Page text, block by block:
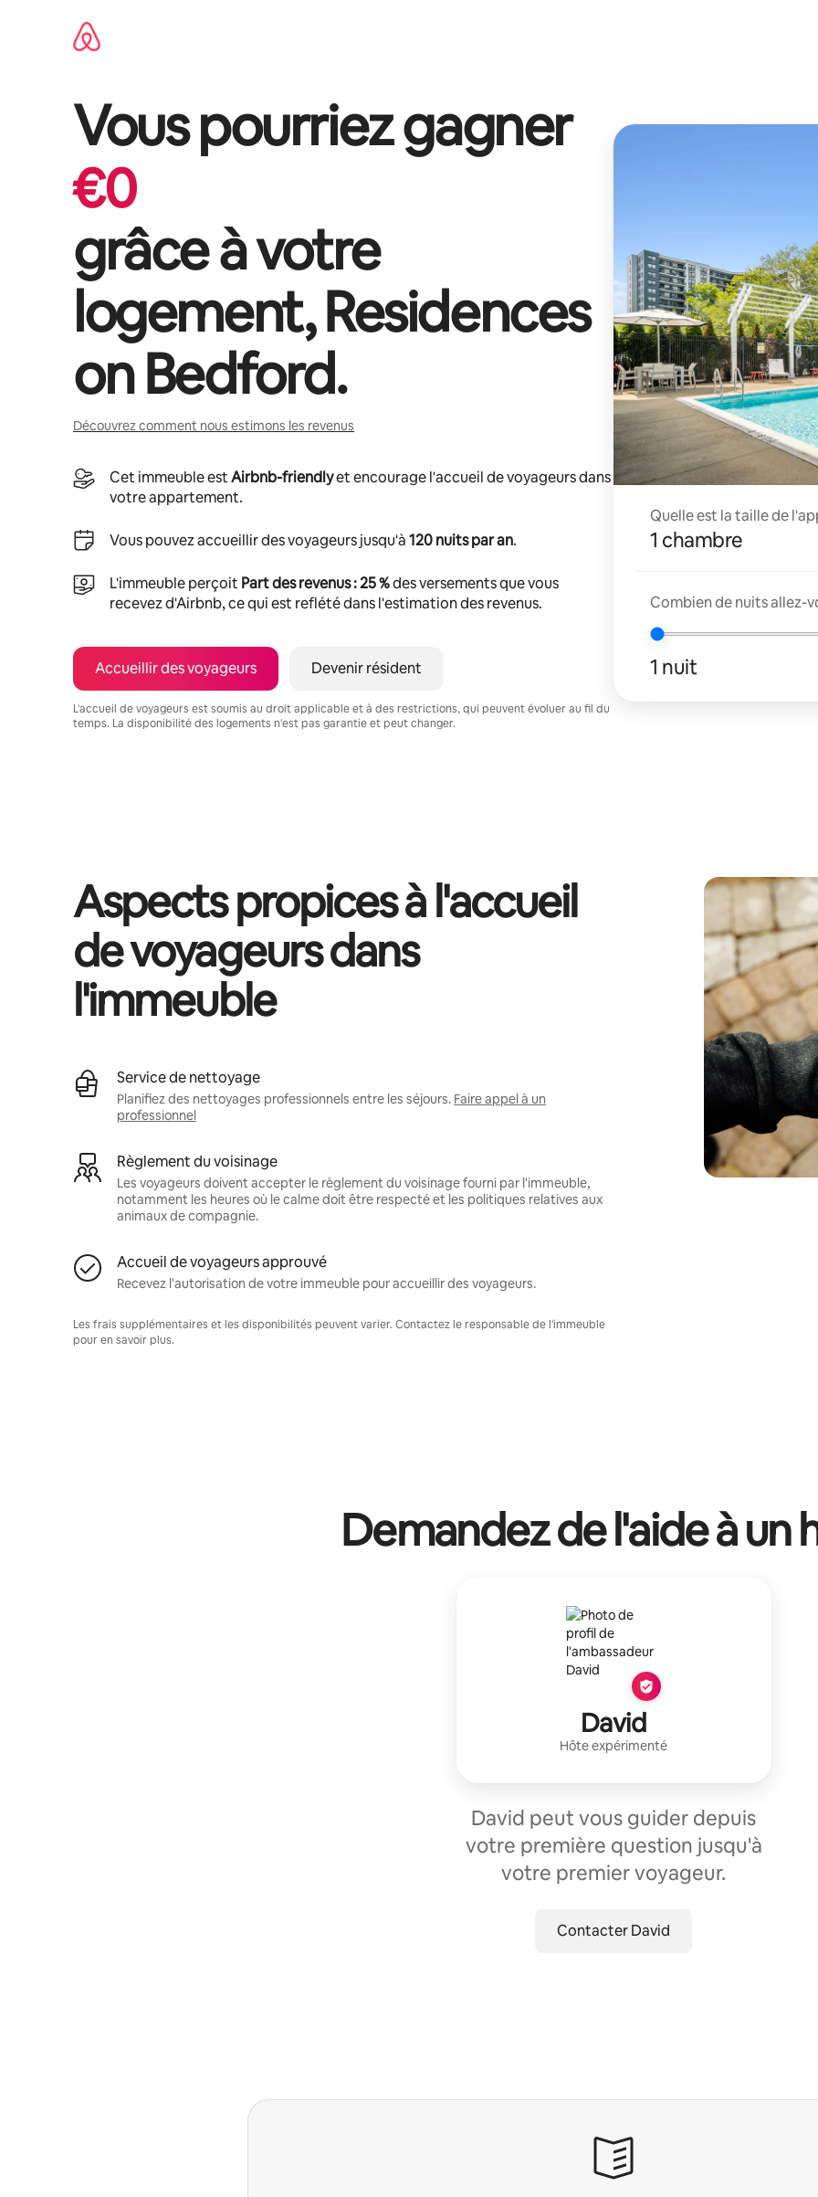
Vous pourriez gagner
€0
grâce à votre
logement,Residences
on Bedford.
Découvrez comment nous estimons les revenus
Cet immeuble estAirbnb-friendlyet encourage l'accueil de voyageurs dans
votre appartement.
Vous pouvez accueillir des voyageurs jusqu'à120 nuits par an.
L'immeuble perçoit Part des revenus : 25 %des versements que vous
recevez d'Airbnb, ce qui est reflété dans l'estimation des revenus.
Accueillir des voyageurs Devenir résident
L'accueil de voyageurs est soumis au droit applicable et à des restrictions, qui peuvent évoluer au fil du
temps. La disponibilité des logements n'est pas garantie et peut changer.
Quelle est la taille de
1 chambre
Combien de nuits allez-
1 nuit
Aspects propices à l'accueil
de voyageurs dans
l'immeuble
Service de nettoyage
Planifiez des nettoyages professionnels entre les séjours. Faire appel à un
professionnel
Règlement du voisinage
Les voyageurs doivent accepter le règlement du voisinage fourni par l'immeuble,
notamment les heures où le calme doit être respecté et les politiques relatives aux
animaux de compagnie.
Accueil de voyageurs approuvé
Recevez l'autorisation de votre immeuble pour accueillir des voyageurs.
Les frais supplémentaires et les disponibilités peuvent varier. Contactez le responsable de l'immeuble
pour en savoir plus.
Demandez de l'aide à un
David
Hôte expérimenté
David peut vous guider depuis
votre première question jusqu'à
votre premier voyageur.
Contacter David